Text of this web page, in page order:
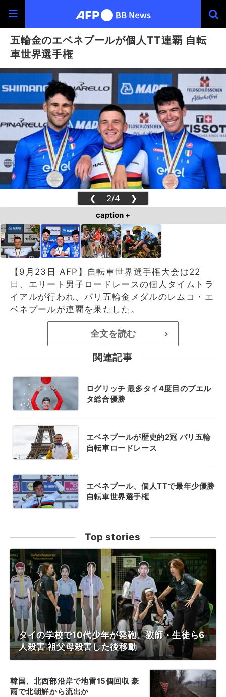
五輪金のエベネプールが個人TT連覇 自転
車世界選手権
❮ 2/4 ❯
caption +
【9月23日 AFP】自転車世界選手権大会は22
日、エリート男子ロードレースの個人タイムトラ
イアルが行われ、パリ五輪金メダルのレムコ・エ
ベネプールが連覇を果たした。
全文を読む >
関連記事
ログリッチ 最多タイ4度目のブエル
タ総合優勝
エベネプールが歴史的2冠 パリ五輪
自転車ロードレース
エベネプール、個人TTで最年少優勝
自転車世界選手権
Top stories
タイの学校で10代少年が発砲、教師・生徒ら6
人殺害 祖父母殺害した後移動
韓国、北西部沿岸で地雷15個回収 豪
雨で北朝鮮から流出か